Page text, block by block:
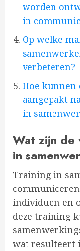
worden
in
Op welke
verbeteren?
Hoe kunnen
aangepakt
in
Wat zijn de
in
Training in
individuen en
deze training
wat resulteert